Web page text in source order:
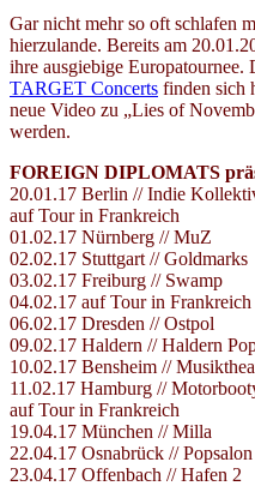
Gar nicht mehr so oft schlafen
hierzulande. Bereits am
ihre ausgiebige
TARGET Concerts finden sich
neue Video zu „Lies of
werden.
FOREIGN DIPLOMATS
20.01.17 Berlin // Indie
auf Tour in Frankreich
01.02.17 Nürnberg // MuZ
02.02.17 Stuttgart // Goldmarks
03.02.17 Freiburg // Swamp
04.02.17 auf Tour in Frankreich
06.02.17 Dresden // Ostpol
09.02.17 Haldern // Haldern
10.02.17 Bensheim //
11.02.17 Hamburg //
auf Tour in Frankreich
19.04.17 München // Milla
22.04.17 Osnabrück //
23.04.17 Offenbach // Hafen 2